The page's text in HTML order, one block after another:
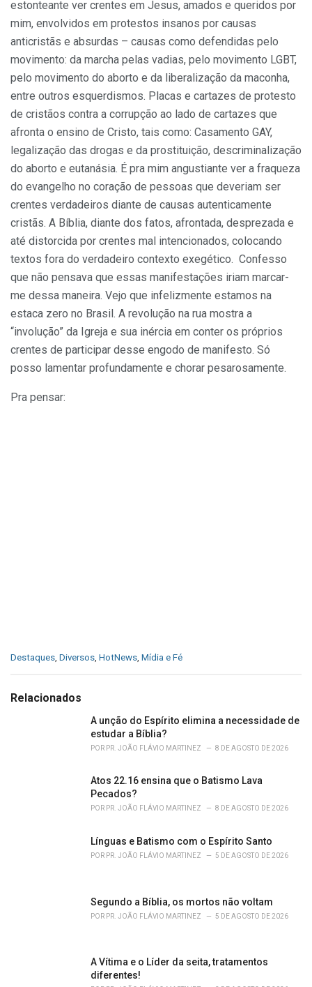
estonteante ver crentes em Jesus, amados e queridos por
mim, envolvidos em protestos insanos por causas
anticristãs e absurdas – causas como defendidas pelo
movimento: da marcha pelas vadias, pelo movimento LGBT,
pelo movimento do aborto e da liberalização da maconha,
entre outros esquerdismos. Placas e cartazes de protesto
de cristãos contra a corrupção ao lado de cartazes que
afronta o ensino de Cristo, tais como: Casamento GAY,
legalização das drogas e da prostituição, descriminalização
do aborto e eutanásia. É pra mim angustiante ver a fraqueza
do evangelho no coração de pessoas que deveriam ser
crentes verdadeiros diante de causas autenticamente
cristãs. A Bíblia, diante dos fatos, afrontada, desprezada e
até distorcida por crentes mal intencionados, colocando
textos fora do verdadeiro contexto exegético. Confesso
que não pensava que essas manifestações iriam marcar-
me dessa maneira. Vejo que infelizmente estamos na
estaca zero no Brasil. A revolução na rua mostra a
“involução” da Igreja e sua inércia em conter os próprios
crentes de participar desse engodo de manifesto. Só
posso lamentar profundamente e chorar pesarosamente.
Pra pensar:
C
e
Destaques, Diversos, HotNews, Mídia e Fé
Relacionados
A unção do Espírito elimina a necessidade de
estudar a Bíblia?
POR PR. JOÃO FLÁVIO MARTINEZ 8 DE AGOSTO DE 2026
Atos 22.16 ensina que o Batismo Lava
Pecados?
POR PR. JOÃO FLÁVIO MARTINEZ 8 DE AGOSTO DE 2026
Línguas e Batismo com o Espírito Santo
POR PR. JOÃO FLÁVIO MARTINEZ 5 DE AGOSTO DE 2026
Segundo a Bíblia, os mortos não voltam
POR PR. JOÃO FLÁVIO MARTINEZ 5 DE AGOSTO DE 2026
A Vítima e o Líder da seita, tratamentos
diferentes!